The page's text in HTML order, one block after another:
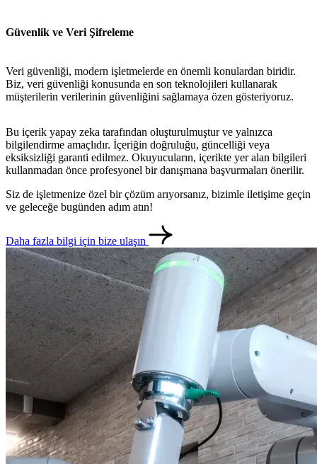
Güvenlik ve Veri Şifreleme
Veri güvenliği, modern işletmelerde en önemli konulardan biridir.
Biz, veri güvenliği konusunda en son teknolojileri kullanarak
müşterilerin verilerinin güvenliğini sağlamaya özen gösteriyoruz.
Bu içerik yapay zeka tarafından oluşturulmuştur ve yalnızca
bilgilendirme amaçlıdır. İçeriğin doğruluğu, güncelliği veya
eksiksizliği garanti edilmez. Okuyucuların, içerikte yer alan bilgileri
kullanmadan önce profesyonel bir danışmana başvurmaları önerilir.
Siz de işletmenize özel bir çözüm arıyorsanız, bizimle iletişime geçin
ve geleceğe bugünden adım atın!
Daha fazla bilgi için bize ulaşın